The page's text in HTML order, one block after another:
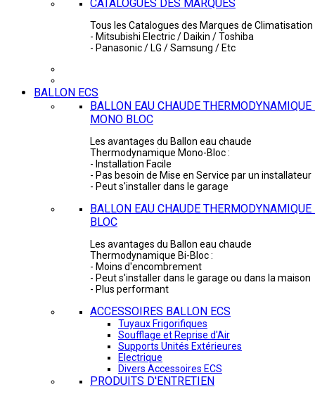
CATALOGUES DES MARQUES
Tous les Catalogues des Marques de Climatisation
- Mitsubishi Electric / Daikin / Toshiba
- Panasonic / LG / Samsung / Etc
BALLON ECS
BALLON EAU CHAUDE THERMODYNAMIQUE
MONO BLOC
Les avantages du Ballon eau chaude
Thermodynamique Mono-Bloc :
- Installation Facile
- Pas besoin de Mise en Service par un installateur
- Peut s'installer dans le garage
BALLON EAU CHAUDE
BLOC
Les avantages du Ballon eau chaude
Thermodynamique Bi-Bloc :
- Moins d'encombrement
- Peut s'installer dans le garage ou dans la maison
- Plus performant
ACCESSOIRES BALLON ECS
Tuyaux Frigorifiques
Soufflage et Reprise d'Air
Supports Unités Extérieures
Electrique
Divers Accessoires ECS
PRODUITS D'ENTRETIEN